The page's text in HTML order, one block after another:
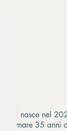
MORE nasce nel
trasformare 35 anni